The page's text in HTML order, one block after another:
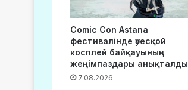
Comic Con Astana
фестивалінде әуесқой
косплей байқауының
жеңімпаздары анықталды
7.08.2026